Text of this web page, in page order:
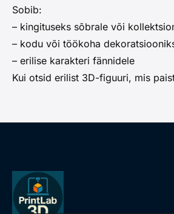
Sobib:
– kingituseks sõbrale või
– kodu või töökoha
– erilise karakteri fännidele
Kui otsid erilist 3D-figuuri, mis